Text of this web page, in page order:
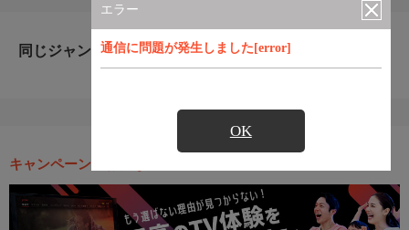
エラー
通信に問題が発生しました[error]
OK
同じジャンルのおすすめ番組
キャンペーン・お得な情報